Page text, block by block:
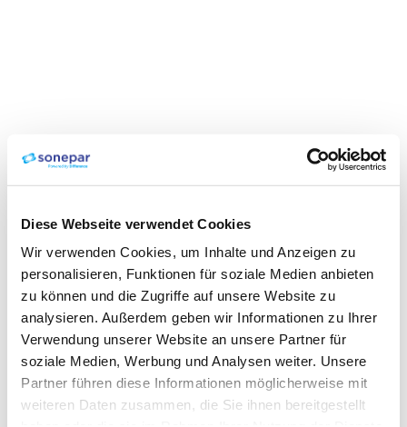
Diese Webseite verwendet Cookies
Wir verwenden Cookies, um Inhalte und Anzeigen zu
personalisieren, Funktionen für soziale Medien anbieten
zu können und die Zugriffe auf unsere Website zu
analysieren. Außerdem geben wir Informationen zu Ihrer
Verwendung unserer Website an unsere Partner für
soziale Medien, Werbung und Analysen weiter. Unsere
Partner führen diese Informationen möglicherweise mit
weiteren Daten zusammen, die Sie ihnen bereitgestellt